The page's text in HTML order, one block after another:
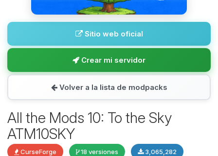
Sitio web oficial
Crear mi servidor
Volver a la lista de modpacks
All the Mods 10: To the Sky
ATM10SKY
CurseForge 18 versiones 3,065,282